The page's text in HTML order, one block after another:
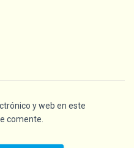
y web en este
comente.